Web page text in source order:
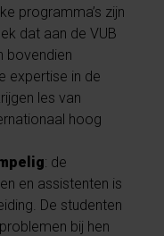
programma’s zijn
dat aan de VUB
bovendien
expertise in de
les van
hoog
: de
en assistenten is
De studenten
bij hen